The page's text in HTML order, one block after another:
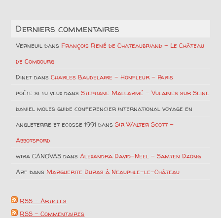
Derniers commentaires
Verneuil dans François René de Chateaubriand – Le Château
de Combourg
DinetdansCharles Baudelaire – Honfleur – Paris
poéte si tu veux dansStephane Mallarmé – Vulaines sur Seine
daniel moles guide conferencier international voyage en
angleterre et ecosse 1991 dansSir Walter Scott –
Abbotsford
wira CANOVAS dansAlexandra David-Neel – Samten Dzong
Arf dansMarguerite Duras à Neauphle-le-Château
RSS - Articles
RSS - Commentaires